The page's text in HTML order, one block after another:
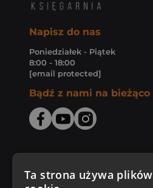
Napisz do nas
Poniedziałek - Piątek
8:00 - 18:00
[email protected]
Bądź z nami na bieżąco
Ta strona używa plików